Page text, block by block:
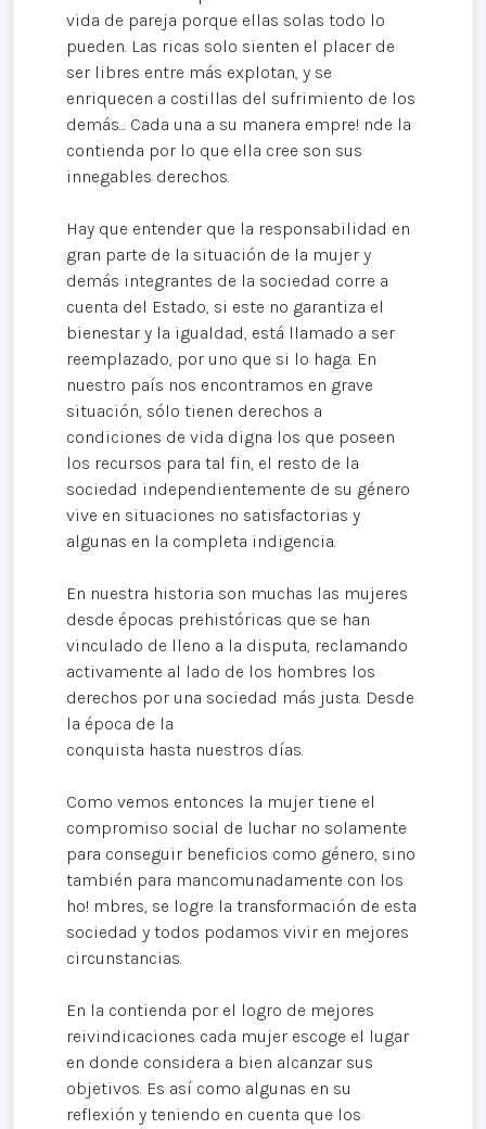
vida de pareja porque ellas solas todo lo
pueden. Las ricas solo sienten el placer de
ser libres entre más explotan, y se
enriquecen a costillas del sufrimiento de los
demás... Cada una a su manera empre! nde la
contienda por lo que ella cree son sus
innegables derechos.
Hay que entender que la responsabilidad en
gran parte de la situación de la mujer y
demás integrantes de la sociedad corre a
cuenta del Estado, si este no garantiza el
bienestar y la igualdad, está llamado a ser
reemplazado, por uno que si lo haga. En
nuestro país nos encontramos en grave
situación, sólo tienen derechos a
condiciones de vida digna los que poseen
los recursos para tal fin, el resto de la
sociedad independientemente de su género
vive en situaciones no satisfactorias y
algunas en la completa indigencia.
En nuestra historia son muchas las mujeres
desde épocas prehistóricas que se han
vinculado de lleno a la disputa, reclamando
activamente al lado de los hombres los
derechos por una sociedad más justa. Desde
la época de la
conquista hasta nuestros días.
Como vemos entonces la mujer tiene el
compromiso social de luchar no solamente
para conseguir beneficios como género, sino
también para mancomunadamente con los
ho! mbres, se logre la transformación de esta
sociedad y todos podamos vivir en mejores
circunstancias.
En la contienda por el logro de mejores
reivindicaciones cada mujer escoge el lugar
en donde considera a bien alcanzar sus
objetivos. Es así como algunas en su
reflexión y teniendo en cuenta que los